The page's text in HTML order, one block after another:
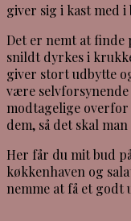
giver sig i kast med
Det er nemt at finde
snildt dyrkes i
giver stort udbytte
være
modtagelige overfor
dem, så det skal man
Her får du mit bud
køkkenhaven og
nemme at få et godt